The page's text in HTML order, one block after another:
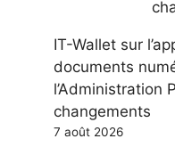
IT-Wallet sur
documents
l’Administration
changements
7 août 2026